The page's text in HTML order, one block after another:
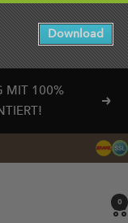
MIT 100%
0
Download